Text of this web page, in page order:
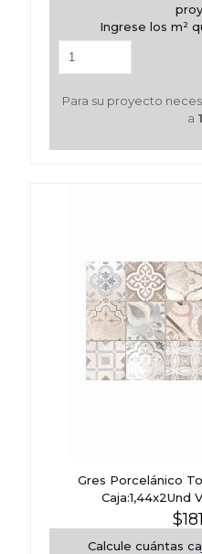
Ingrese los m²
Para su proyecto
a 1
Gres Porcelánico
Caja:1,44x2Und
$
Calcule cuántas